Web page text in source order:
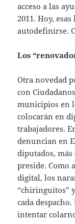
acceso a las
2011. Hoy,
autodefinirse.
Los
Otra novedad
con
municipios en
colocarán en
trabajadores.
denuncian en
diputados, más
preside. Como
digital, los
“chiringuitos”
cada
intentar